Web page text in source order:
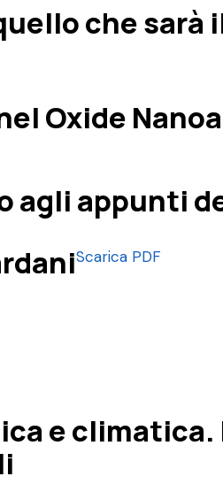
che
Oxide
agli appunti
Scarica PDF
e climatica.